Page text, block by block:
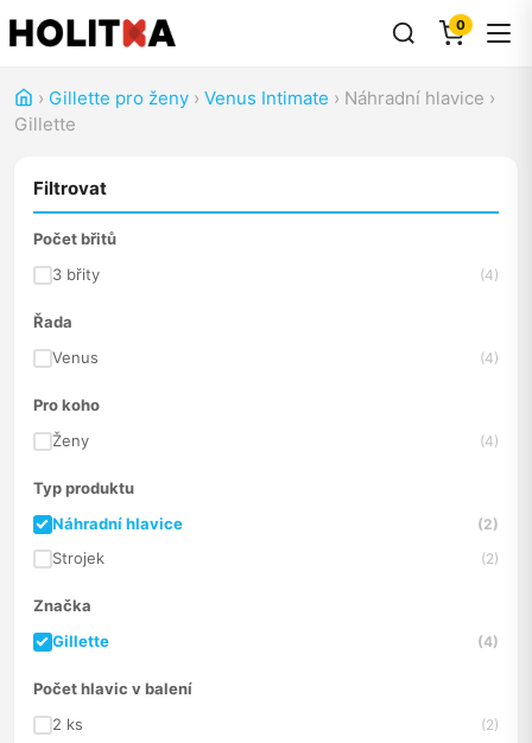
0
› Gillette pro ženy › Venus Intimate › Náhradní hlavice ›
Gillette
Filtrovat
Počet břitů
3 břity
(4)
Řada
Venus
(4)
Pro koho
Ženy
(4)
Typ produktu
Náhradní hlavice
(2)
Strojek (2)
Značka
Gillette
(4)
Počet hlavic v balení
2 ks
(2)